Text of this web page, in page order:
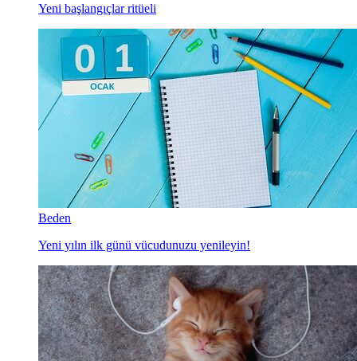
Yeni başlangıçlar ritüeli
Beden
Yeni yılın ilk günü vücudunuzu yenileyin!